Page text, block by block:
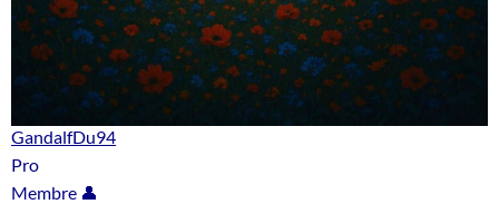
GandalfDu94
Pro
Membre 👤